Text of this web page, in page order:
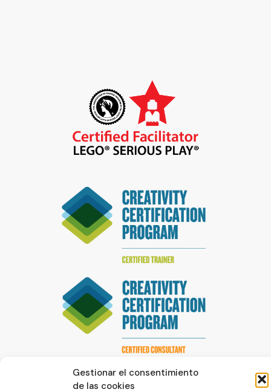
Gestionar el consentimiento
de las cookies